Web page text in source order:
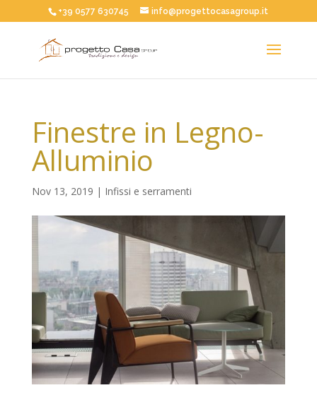
+39 0577 630745 info@progettocasagroup.it
Finestre in Legno-
Alluminio
Nov 13, 2019 | Infissi e serramenti